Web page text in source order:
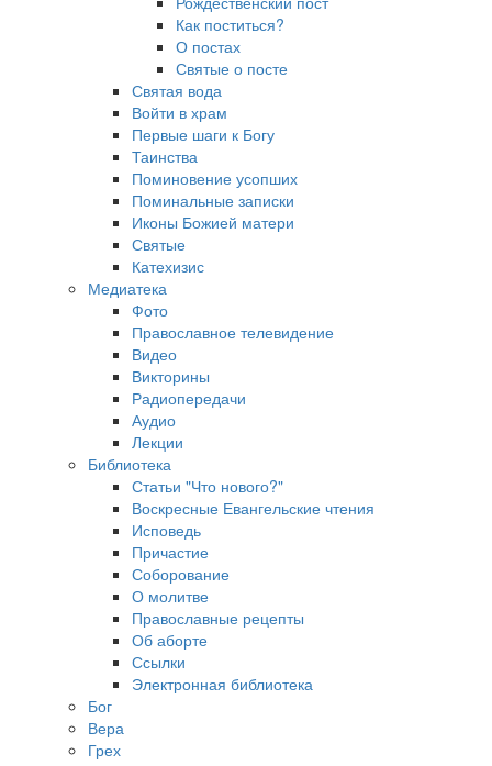
Как поститься?
О постах
Святые о посте
Святая вода
Войти в храм
Первые шаги к Богу
Таинства
Поминовение усопших
Поминальные записки
Иконы Божией матери
Святые
Катехизис
Медиатека
Фото
Православное телевидение
Видео
Викторины
Радиопередачи
Аудио
Лекции
Библиотека
Статьи "Что нового?"
Воскресные Евангельские чтения
Исповедь
Причастие
Соборование
О молитве
Православные рецепты
Об аборте
Ссылки
Электронная библиотека
Бог
Вера
Грех